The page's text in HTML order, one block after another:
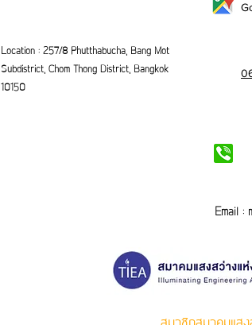
Location : 257/8 Phutthabucha, Bang Mot
Subdistrict, Chom Thong District, Bangkok
10150
Email :